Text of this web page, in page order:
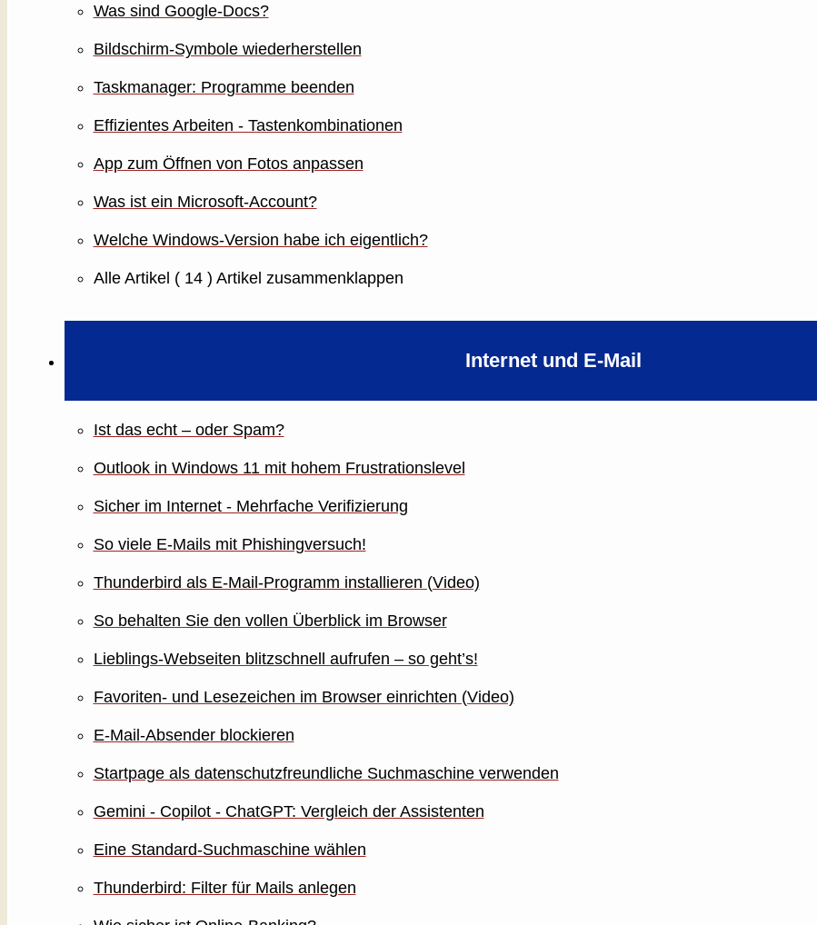
Was sind Google-Docs?
Bildschirm-Symbole wiederherstellen
Taskmanager: Programme beenden
Effizientes Arbeiten - Tastenkombinationen
App zum Öffnen von Fotos anpassen
Was ist ein Microsoft-Account?
Welche Windows-Version habe ich eigentlich?
Alle Artikel ( 14 ) Artikel zusammenklappen
Internet und E-Mail
Ist das echt – oder Spam?
Outlook in Windows 11 mit hohem Frustrationslevel
Sicher im Internet - Mehrfache Verifizierung
So viele E-Mails mit Phishingversuch!
Thunderbird als E-Mail-Programm installieren (Video)
So behalten Sie den vollen Überblick im Browser
Lieblings-Webseiten blitzschnell aufrufen – so geht’s!
Favoriten- und Lesezeichen im Browser einrichten (Video)
E-Mail-Absender blockieren
Startpage als datenschutzfreundliche Suchmaschine verwenden
Gemini - Copilot - ChatGPT: Vergleich der Assistenten
Eine Standard-Suchmaschine wählen
Thunderbird: Filter für Mails anlegen